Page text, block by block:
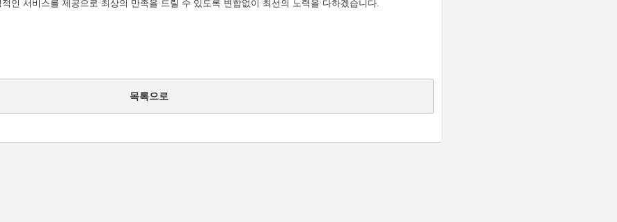
인 서비스를 제공으로 최상의 만족을 드릴 수 있도록 변함없이 최선의 노력을 다하겠습니다.
목록으로